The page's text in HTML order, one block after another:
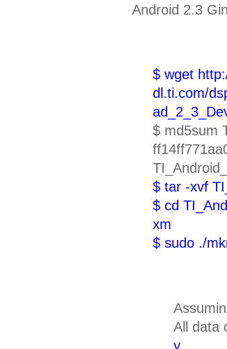
Android 2.3
$ wget
dl.ti.com/
$ md5sum
$ tar -xvf
$ cd
xm
$ sudo ./
All data
y